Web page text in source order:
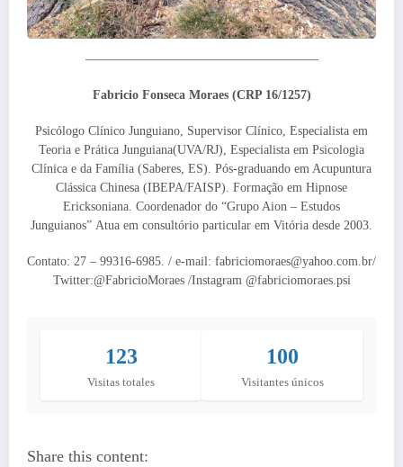
——————————————————–
Fabricio Fonseca Moraes (CRP 16/1257)
Psicólogo Clínico Junguiano, Supervisor Clínico, Especialista em
Teoria e Prática Junguiana(UVA/RJ), Especialista em Psicologia
Clínica e da Família (Saberes, ES). Pós-graduando em Acupuntura
Clássica Chinesa (IBEPA/FAISP). Formação em Hipnose
Ericksoniana. Coordenador do “Grupo Aion – Estudos
Junguianos” Atua em consultório particular em Vitória desde 2003.
Contato: 27 – 99316-6985. / e-mail: fabriciomoraes@yahoo.com.br/
Twitter:@FabricioMoraes /Instagram @fabriciomoraes.psi
123
Visitas totales
100
Visitantes únicos
Share this content: